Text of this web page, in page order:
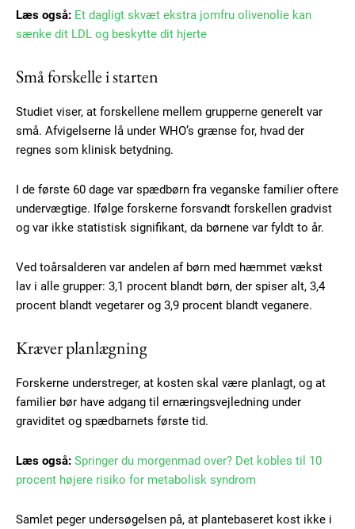
Subscription Plans
Free limited access
Læs også: Et dagligt skvæt ekstra jomfru olivenolie kan
sænke dit LDL og beskytte dit hjerte
Små forskelle i starten
Studiet viser, at forskellene mellem grupperne generelt var
små. Afvigelserne lå under WHO’s grænse for, hvad der
regnes som klinisk betydning.
I de første 60 dage var spædbørn fra veganske familier oftere
undervægtige. Ifølge forskerne forsvandt forskellen gradvist
og var ikke statistisk signifikant, da børnene var fyldt to år.
Ved toårsalderen var andelen af børn med hæmmet vækst
lav i alle grupper: 3,1 procent blandt børn, der spiser alt, 3,4
procent blandt vegetarer og 3,9 procent blandt veganere.
Kræver planlægning
Forskerne understreger, at kosten skal være planlagt, og at
familier bør have adgang til ernæringsvejledning under
graviditet og spædbarnets første tid.
Læs også: Springer du morgenmad over? Det kobles til 10
procent højere risiko for metabolisk syndrom
Samlet peger undersøgelsen på, at plantebaseret kost ikke i